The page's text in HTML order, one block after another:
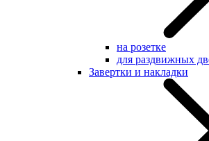
на розетке
для раздвижных
Завертки и накладки